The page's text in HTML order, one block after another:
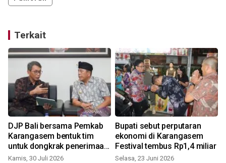
Terkait
DJP Bali bersama Pemkab
Karangasem bentuk tim
untuk dongkrak penerimaan
pajak
Kamis, 30 Juli 2026
Bupati sebut perputaran
ekonomi di Karangasem
Festival tembus Rp1,4 miliar
Selasa, 23 Juni 2026